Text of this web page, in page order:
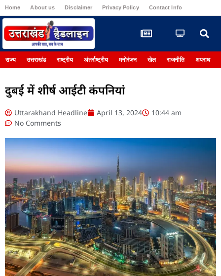
Home About us Disclaimer Privacy Policy Contact Info
राज्य उत्तराखंड राष्ट्रीय अंतर्राष्ट्रीय मनोरंजन खेल राजनीति अपराध
दुबई में शीर्ष आईटी कंपनियां
Uttarakhand Headline April 13, 2024
10:44 am
No Comments